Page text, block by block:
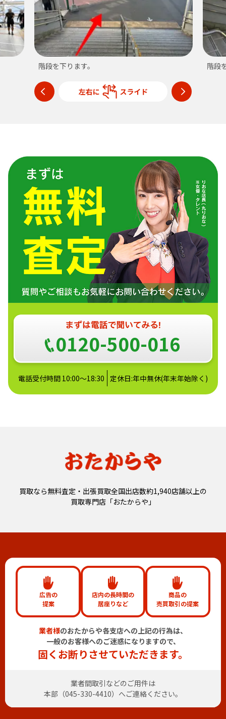
階段を下ります。 階段
0120-500-016
電話受付時間 10:00～18:30 定休日:年中無休(年末年始除く)
買取なら無料査定・出張買取全国出店数約1,940店舗以上の
買取専門店「おたからや」
広告の
提案
店内の長時間の
居座りなど
商品の
売買取引の提案
業者様のおたからや各支店への上記の行為は、
一般のお客様へのご迷惑になりますので、
固くお断りさせていただきます。
業者間取引などのご用件は
本部（045-330-4410）へご連絡ください。